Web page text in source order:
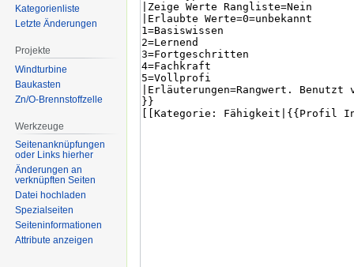
Kategorienliste
Letzte Änderungen
Projekte
Windturbine
Baukasten
Zn/O-Brennstoffzelle
Werkzeuge
Seitenanknüpfungen
oder Links hierher
Änderungen an
verknüpften Seiten
Datei hochladen
Spezialseiten
Seiten­informationen
Attribute anzeigen